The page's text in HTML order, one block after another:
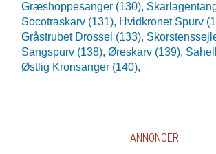
Græshoppesanger (130),
Socotraskarv (131), Hvidkronet Spurv
Gråstrubet Drossel (133),
Sangspurv (138), Øreskarv (139),
Østlig Kronsanger (140),
ANNONCER